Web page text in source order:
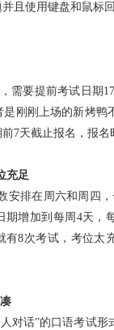
且使用键盘和鼠标回
需要提前考试日期
刚刚上场的新烤鸭
7天截止报名，报名
充足
安排在周六和周四
期增加到每周4天，
有8次考试，考位太
对话”的口语考试形